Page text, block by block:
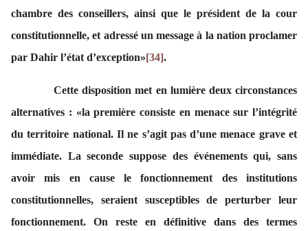
chambre des conseillers, ainsi que le président de la cour
constitutionnelle, et adressé un message à la nation proclamer
par Dahir l’état d’exception»[34].
Cette disposition met en lumière deux circonstances
alternatives : «la première consiste en menace sur l’intégrité
du territoire national. Il ne s’agit pas d’une menace grave et
immédiate. La seconde suppose des événements qui, sans
avoir mis en cause le fonctionnement des institutions
constitutionnelles, seraient susceptibles de perturber leur
fonctionnement. On reste en définitive dans des termes